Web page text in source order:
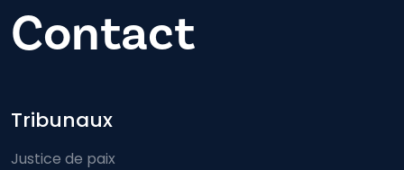
Contact
Footer-menu
Tribunaux
Justice de paix